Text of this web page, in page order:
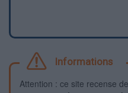
Informations
Attention : ce site recense